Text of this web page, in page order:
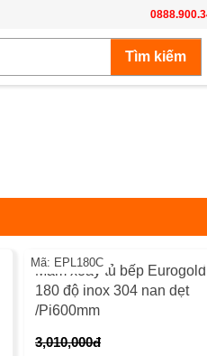
Mã: EPL180C
Mâm xoay tủ bếp Eurogold
180 độ inox 304 nan dẹt
/Pi600mm
3,010,000đ
-